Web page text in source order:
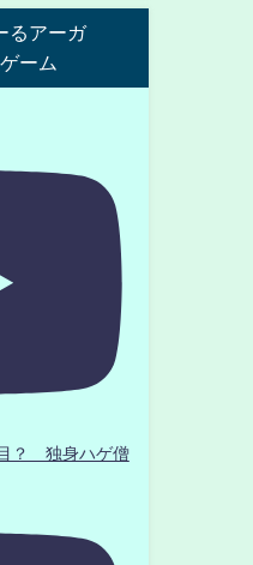
るアーガ
ーム
？ 独身ハゲ僧